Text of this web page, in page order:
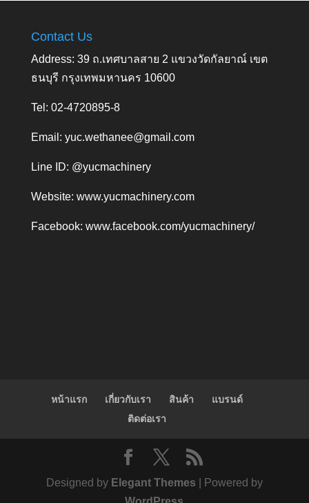
Contact Us
Address: 39 ถ.เทศบาลสาย 2 แขวงวัดกัลยาณ์ เขต
ธนบุรี กรุงเทพมหานคร 10600
Tel: 02-4720895-8
Email: yuc.wethanee@gmail.com
Line ID: @yucmachinery
Website: www.yucmachinery.com
Facebook: www.facebook.com/yucmachinery/
หน้าแรก เกี่ยวกับเรา สินค้า
แบรนด์
ติดต่อเรา
Designed by Elegant Themes | Powered by